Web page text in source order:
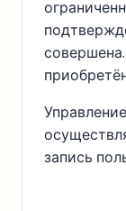
запись